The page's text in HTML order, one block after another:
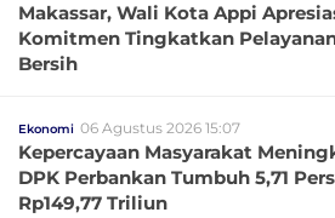
Makassar, Wali Kota Appi
Komitmen Tingkatkan
Bersih
Ekonomi 06 Agustus 2026 15:07
Kepercayaan Masyarakat
DPK Perbankan Tumbuh 5,71
Rp149,77 Triliun